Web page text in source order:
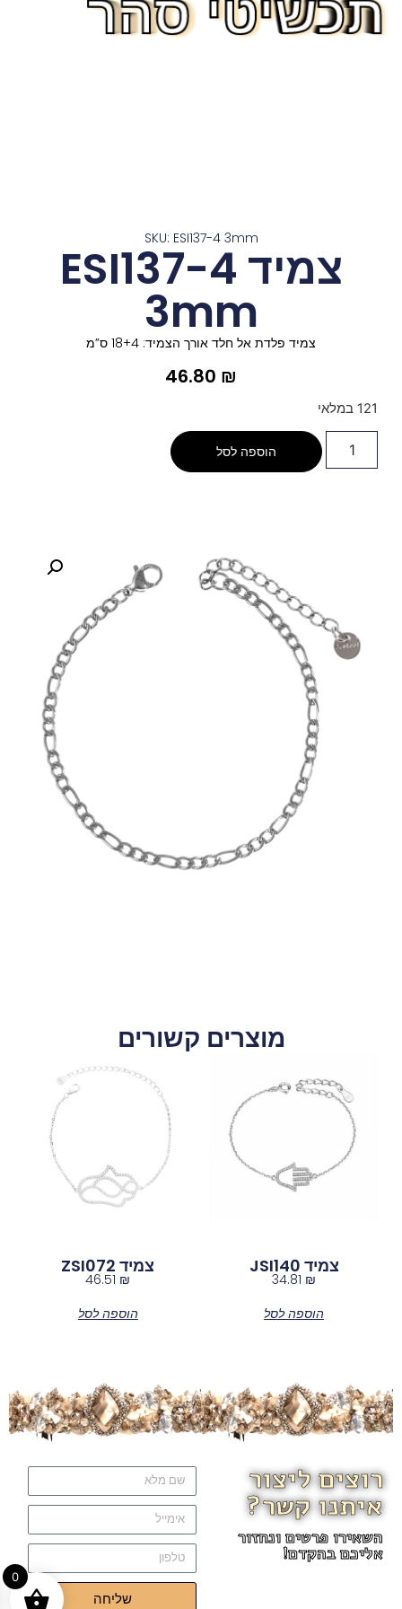
תכשיטי סהר
תכשיטי סהר
תכשיטי סהר
תכשיטי סהר
תכשיטי סהר
תכשיטי סהר
תכשיטי סהר
תכשיטי סהר
תכשיטי סהר
תכשיטי סהר
תכשיטי סהר
תכשיטי סהר
תכשיטי סהר
SKU: ESI137-4 3mm
צמיד ESI137-4
3mm
צמיד פלדת אל חלד אורך הצמיד: 18+4 ס”מ
46.80 ₪
121 במלאי
הוספה לסל
מוצרים קשורים
צמיד JSI140
34.81 ₪
הוספה לסל
צמיד ZSI072
46.51 ₪
הוספה לסל
רוצים ליצור
איתנו קשר?
השאירו פרטים ונחזור
אליכם בהקדם!
שליחה
0